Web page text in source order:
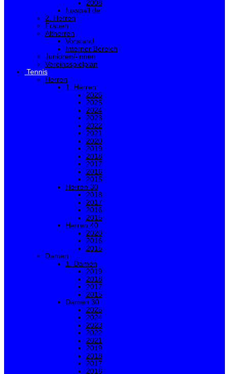
2008
fussball.de
2. Herren
Frauen
Altherren
Vorstand
Interner Bereich
Junioren/-innen
Vereinsspielplan
Tennis
Herren
1. Herren
2026
2025
2024
2023
2022
2021
2020
2019
2018
2017
2016
2015
Herren 30
2018
2017
2016
2015
Herren 40
2020
2016
2015
Damen
1. Damen
2019
2018
2017
2015
Damen 30
2025
2024
2023
2022
2021
2019
2018
2017
2016